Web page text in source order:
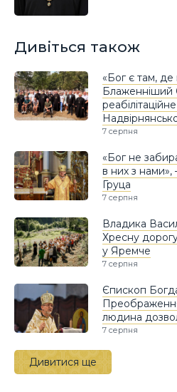
Дивіться також
«Бог є там, де
Блаженніший
7 серпня
«Бог не
в них з
Груца
7 серпня
Владика
Хресну
у Яремче
7 серпня
Єпископ
людина
7 серпня
Дивитися ще